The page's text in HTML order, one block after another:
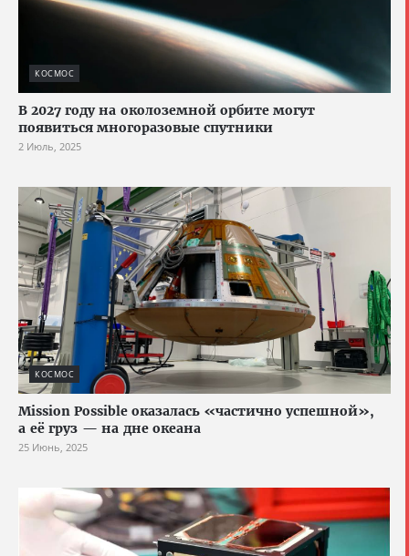
КОСМОС
В 2027 году на околоземной орбите могут
появиться многоразовые спутники
2 Июль, 2025
КОСМОС
Mission Possible оказалась «частично успешной»,
а её груз — на дне океана
25 Июнь, 2025